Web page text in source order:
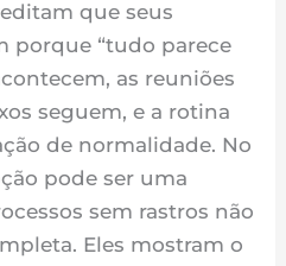
que seus
porque “tudo parece
as reuniões
seguem, e a rotina
de normalidade. No
pode ser uma
sem rastros não
Eles mostram o